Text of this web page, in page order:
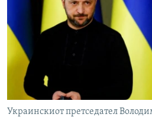
Украинскиот претседател